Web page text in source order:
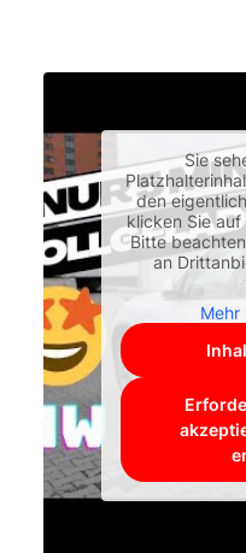
Sie
den
klicken Sie
Bitte
an
Mehr